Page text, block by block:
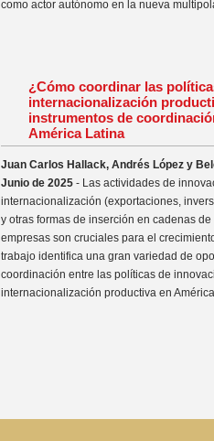
como actor autónomo en la nueva
¿Cómo coordinar las
internacionalización
instrumentos de
América Latina
Juan Carlos Hallack, Andrés López y
Junio de 2025 - Las actividades de
internacionalización (exportaciones,
y otras formas de inserción en cadenas
empresas son cruciales para el
trabajo identifica una gran variedad de
coordinación entre las políticas de
internacionalización productiva en